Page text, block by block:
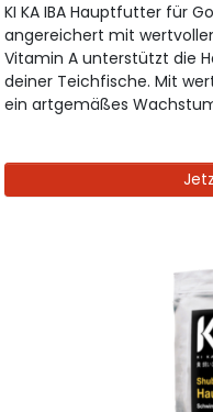
KI KA IBA Hauptfutter für
angereichert mit
Vitamin A unterstützt die
deiner Teichfische. Mit
ein artgemäßes